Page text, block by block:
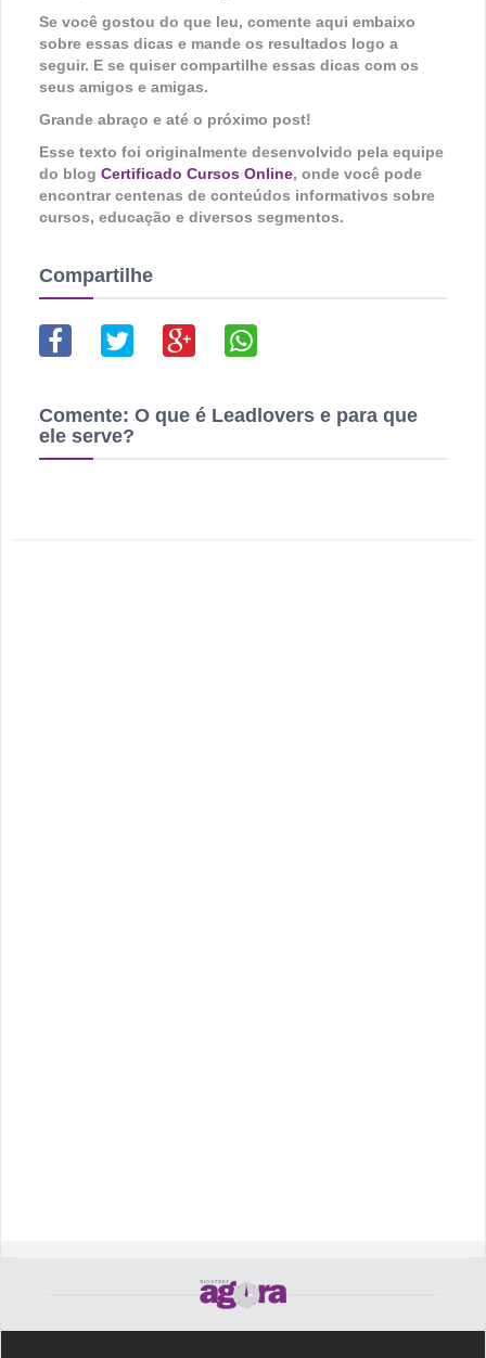
Se você gostou do que leu, comente aqui embaixo
sobre essas dicas e mande os resultados logo a
seguir. E se quiser compartilhe essas dicas com os
seus amigos e amigas.
Grande abraço e até o próximo post!
Esse texto foi originalmente desenvolvido pela equipe
do blog Certificado Cursos Online, onde você pode
encontrar centenas de conteúdos informativos sobre
cursos, educação e diversos segmentos.
Compartilhe
Comente: O que é Leadlovers e para que
ele serve?